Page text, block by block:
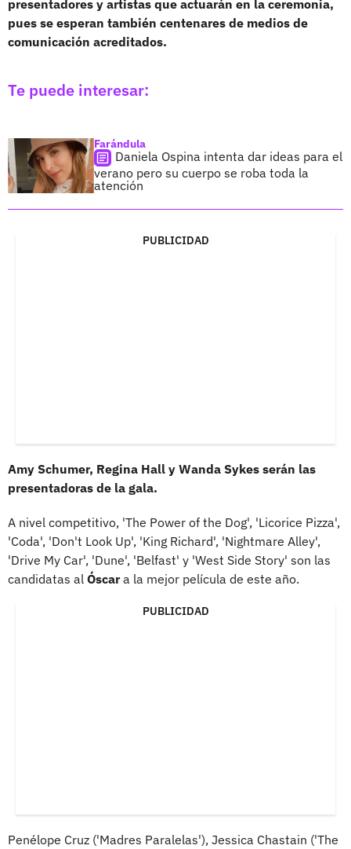
presentadores y artistas que actuarán en la ceremonia,
pues se esperan también centenares de medios de
comunicación acreditados.
Te puede interesar:
Farándula
Daniela Ospina intenta dar ideas para el
verano pero su cuerpo se roba toda la
atención
PUBLICIDAD
Amy Schumer, Regina Hall y Wanda Sykes serán las
presentadoras de la gala.
A nivel competitivo, 'The Power of the Dog', 'Licorice Pizza',
'Coda', 'Don't Look Up', 'King Richard', 'Nightmare Alley',
'Drive My Car', 'Dune', 'Belfast' y 'West Side Story' son las
candidatas al Óscara la mejor película de este año.
PUBLICIDAD
Penélope Cruz ('Madres Paralelas'), Jessica Chastain ('The